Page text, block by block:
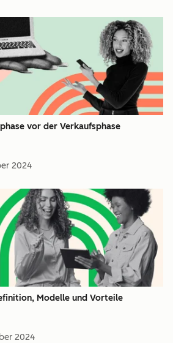
vor der Verkaufsphase
2024
Modelle und Vorteile
2024